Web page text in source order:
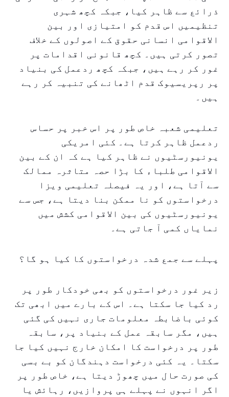
ذرائع سے ظاہر کیا، جبکہ کچھ شہری
تنظیمیں اس قدم کو امتیازی اور بین
الاقوامی انسانی حقوق کے اصولوں کے خلاف
تصور کرتی ہیں۔ کچھ قانونی اقدامات پر
غور کر رہے ہیں، جبکہ کچھ ردعمل کی بنیاد
پر رپریسیوک قدم اٹھانے کی تنبیہ کر رہے
ہیں۔
تعلیمی شعبہ خاص طور پر اس خبر پر حساس
ردعمل ظاہر کرتا ہے۔ کئی امریکی
یونیورسٹیوں نے ظاہر کیا ہے کہ ان کے بین
الاقوامی طلباء کا بڑا حصہ متاثرہ ممالک
سے آتا ہے، اور یہ فیصلہ تعلیمی ویزا
درخواستوں کو نا ممکن بنا دیتا ہے، جس سے
یونیورسٹیوں کی بین الاقوامی کشش میں
نمایاں کمی آ جاتی ہے۔
پہلے سے جمع شدہ درخواستوں کا کیا ہو گا؟
زیر غور درخواستوں کو بھی خودکار طور پر
رد کیا جا سکتا ہے۔ اس کے بارے میں ابھی تک
کوئی باضابطہ معلومات جاری نہیں کی گئی
ہیں، مگر سابقہ عمل کے بنیاد پر، سابقہ
طور پر درخواست کا امکان خارج نہیں کیا جا
سکتا۔ یہ کئی درخواست دہندگان کو بے بسی
کی صورت حال میں چھوڑ دیتا ہے، خاص طور پر
اگر انہوں نے پہلے ہی پروازیں، رہائش یا